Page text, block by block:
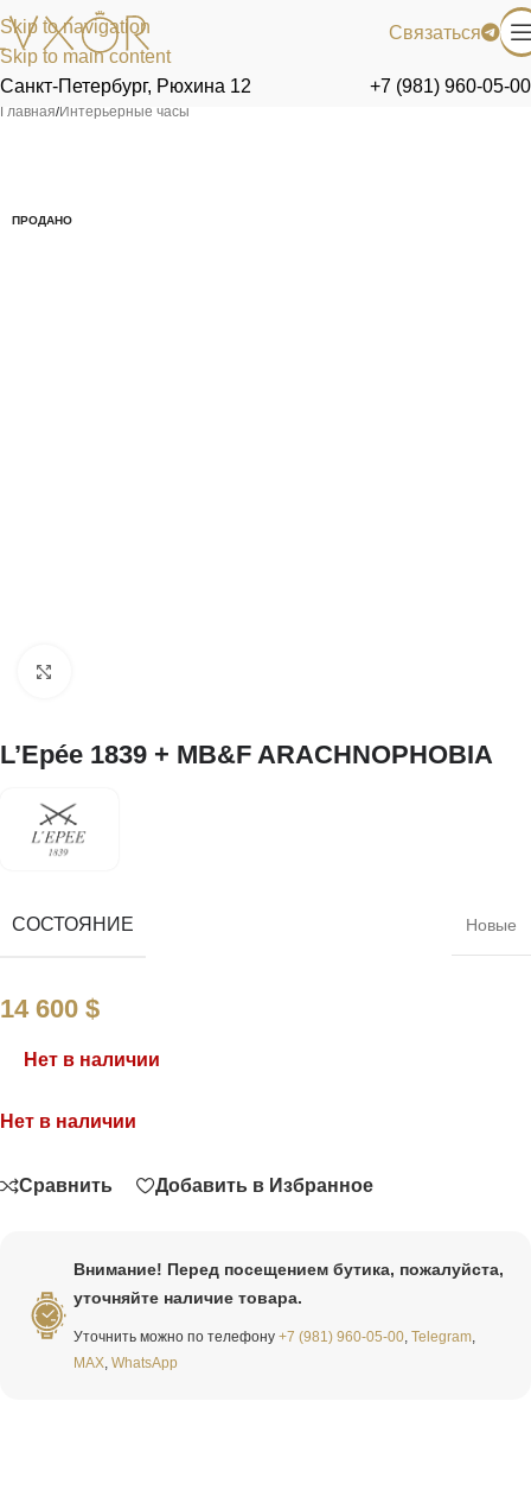
Skip to navigation
Skip to main content
Связаться
Санкт-Петербург, Рюхина 12 +7 (981) 960-05-00
Главная/Интерьерные часы
ПРОДАНО
L’Epée 1839 + MB&F ARACHNOPHOBIA
СОСТОЯНИЕ Новые
14 600 $
Нет в наличии
Нет в наличии
Сравнить Добавить в Избранное
Внимание! Перед посещением бутика, пожалуйста,
уточняйте наличие товара.
Уточнить можно по телефону +7 (981) 960-05-00 Telegram
MAX WhatsApp